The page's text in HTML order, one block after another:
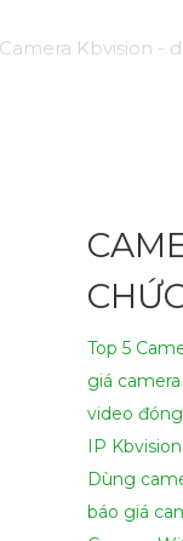
Kbvision -
bạn một cách
ngần ngại để
Top 5
giá
video
IP Kbvision
Dùng
báo giá